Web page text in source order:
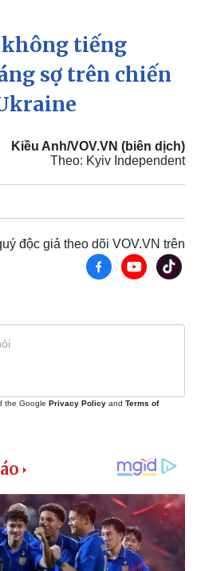
Đời sống
tiếng
sợ trên chiến
Kiều Anh/VOV.VN (biên dịch)
Theo: Kyiv Independent
độc giả theo dõi VOV.VN trên
the Google Privacy Policy and Terms of